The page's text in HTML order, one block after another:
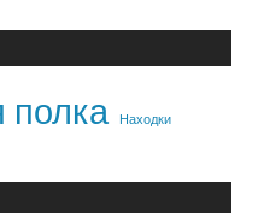
полка Находки